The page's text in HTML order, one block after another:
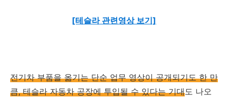
[테슬라 관련영상 보기]
전기차 부품을 옮기는 단순 업무 영상이 공개되기도 한 만
큼, 테슬라 자동차 공장에 투입될 수 있다는 기대도 나오